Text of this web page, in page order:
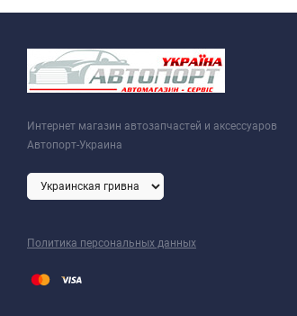
Интернет магазин автозапчастей и аксессуаров
Автопорт-Украина
Политика персональных данных